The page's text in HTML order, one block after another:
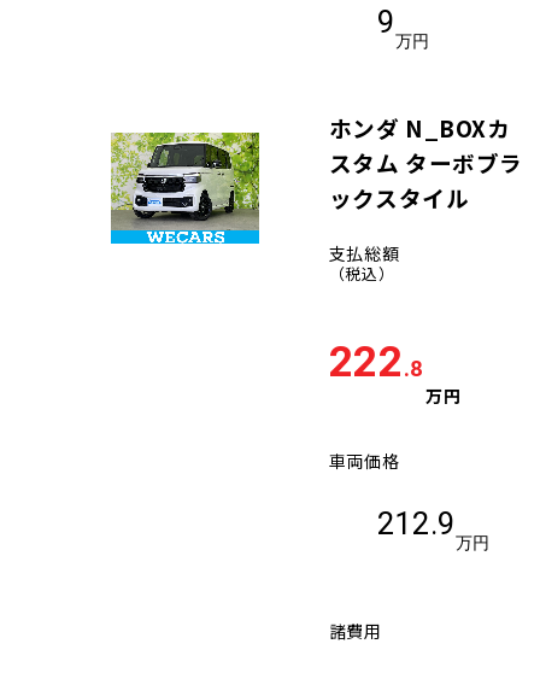
9
万円
ホンダ N_BOXカ
スタム ターボブラ
ックスタイル
支払総額
（税込）
222.8
万円
車両価格
212.9
万円
諸費用